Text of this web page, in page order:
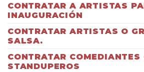
CONTRATAR A ARTISTAS
INAUGURACIÓN
CONTRATAR ARTISTAS O
SALSA.
CONTRATAR COMEDIANTES
STANDUPEROS